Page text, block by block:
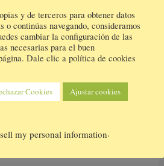
/ Por cucumama
y de terceros para obtener datos
o continúas navegando, consideramos
cambiar la configuración de las
necesarias para el buen
Dale clic a política de cookies
Cookies Ajustar cookies
my personal information.